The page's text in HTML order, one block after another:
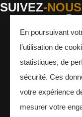
SUIVEZ-NOUS
Facebook
En poursuivant
l’utilisation de
statistiques, de
sécurité. Ces
votre expérience
mesurer votre